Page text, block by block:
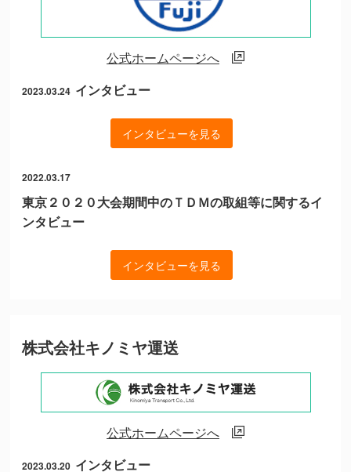
公式ホームページへ
2023.03.24 インタビュー
インタビューを見る
2022.03.17
東京２０２０大会期間中のＴＤＭの取組等に関するイ
ンタビュー
インタビューを見る
株式会社キノミヤ運送
公式ホームページへ
2023.03.20 インタビュー